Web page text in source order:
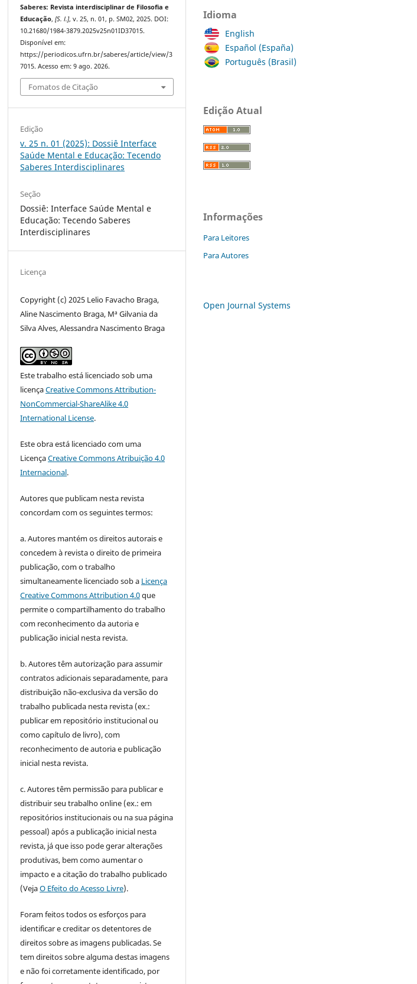
Saberes: Revista interdisciplinar de Filosofia e
Educação,[S. l.], v. 25, n. 01, p. SM02, 2025. DOI:
10.21680/1984-3879.2025v25n01ID37015.
Disponível em:
https://periodicos.ufrn.br/saberes/article/view/3
7015. Acesso em: 9 ago. 2026.
Fomatos de Citação
Edição
v. 25 n. 01 (2025): Dossiê Interface
Saúde Mental e Educação: Tecendo
Saberes Interdisciplinares
Seção
Dossiê: Interface Saúde Mental e
Educação: Tecendo Saberes
Interdisciplinares
Licença
Copyright (c) 2025 Lelio Favacho Braga,
Aline Nascimento Braga, Mª Gilvania da
Silva Alves, Alessandra Nascimento Braga
Este trabalho está licenciado sob uma
licençaCreative Commons Attribution-
NonCommercial-ShareAlike 4.0
International License.
Este obra está licenciado com uma
LicençaCreative Commons Atribuição 4.0
Internacional.
Autores que publicam nesta revista
concordam com os seguintes termos:
a. Autores mantém os direitos autorais e
concedem à revista o direito de primeira
publicação, com o trabalho
simultaneamente licenciado sob a Licença
Creative Commons Attribution 4.0que
permite o compartilhamento do trabalho
com reconhecimento da autoria e
publicação inicial nesta revista.
b. Autores têm autorização para assumir
contratos adicionais separadamente, para
distribuição não-exclusiva da versão do
trabalho publicada nesta revista (ex.:
publicar em repositório institucional ou
como capítulo de livro), com
reconhecimento de autoria e publicação
inicial nesta revista.
c. Autores têm permissão para publicar e
distribuir seu trabalho online (ex.: em
repositórios institucionais ou na sua página
pessoal) após a publicação inicial nesta
revista, já que isso pode gerar alterações
produtivas, bem como aumentar o
impacto e a citação do trabalho publicado
(VejaO Efeito do Acesso Livre).
Foram feitos todos os esforços para
identificar e creditar os detentores de
direitos sobre as imagens publicadas. Se
tem direitos sobre alguma destas imagens
e não foi corretamente identificado, por
Idioma
English
Español (España)
Português (Brasil)
Edição Atual
Informações
Para Leitores
Para Autores
Open Journal Systems